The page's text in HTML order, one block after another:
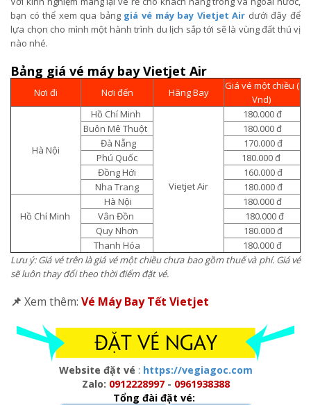
bạn có thể xem qua bảng giá vé máy bay Vietjet Air dưới đây để
lựa chọn cho mình một hành trình du lịch sắp tới sẽ là vùng đất thú vị
nào nhé.
Bảng giá vé máy bay Vietjet Air
Nơi đi Nơi đến Hãng Bay
Giá vé một chiều (
Vnd)
Hà Nội
Hồ Chí Minh
Vietjet Air
180.000 đ
Buôn Mê Thuột
180.000 đ
Đà Nẵng
170.000 đ
Phú Quốc
180.000 đ
Đồng Hới
160.000 đ
Nha Trang
180.000 đ
Hồ Chí Minh
Hà Nội
180.000 đ
Vân Đồn
180.000 đ
Quy Nhơn
180.000 đ
Thanh Hóa
180.000 đ
Lưu ý: Giá vé trên là giá vé một chiều chưa bao gồm thuế và phí. Giá vé
sẽ luôn thay đổi theo thời điểm đặt vé.
📌 Xem thêm: Vé Máy Bay Tết Vietjet
Website đặt vé : https://vegiagoc.com
Zalo: 0912228997- 0961938388
Tổng đài đặt vé: